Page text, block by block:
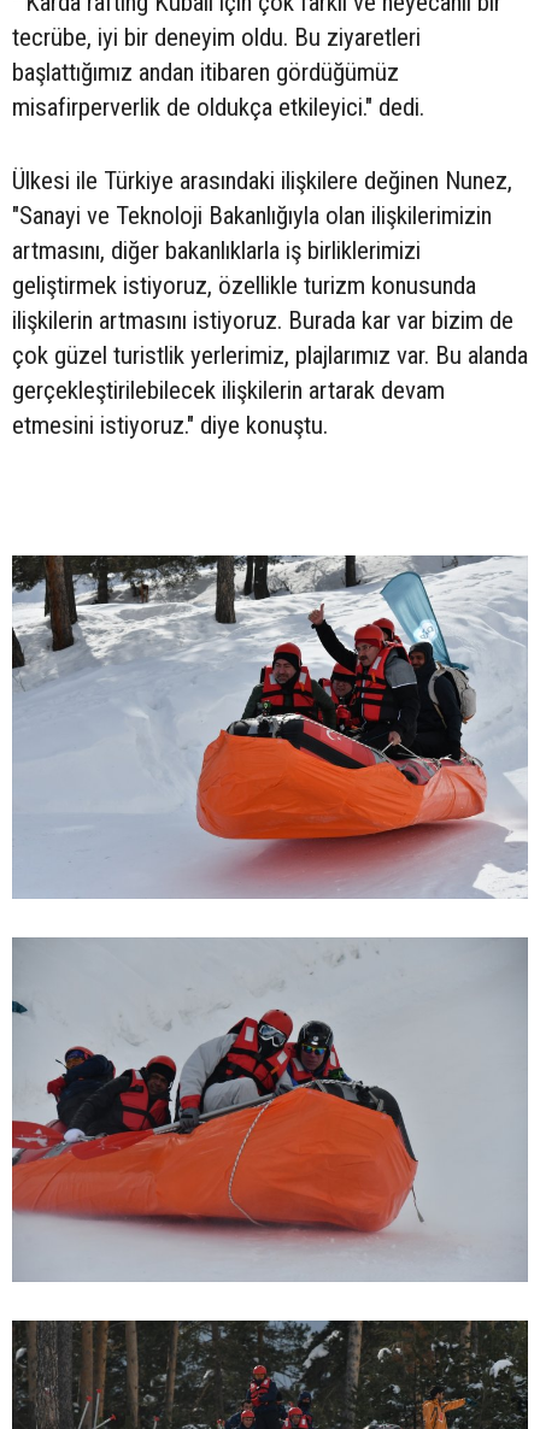
tecrübe, iyi bir deneyim oldu. Bu ziyaretleri
başlattığımız andan itibaren gördüğümüz
misafirperverlik de oldukça etkileyici." dedi.
Ülkesi ile Türkiye arasındaki ilişkilere değinen Nunez,
"Sanayi ve Teknoloji Bakanlığıyla olan ilişkilerimizin
artmasını, diğer bakanlıklarla iş birliklerimizi
geliştirmek istiyoruz, özellikle turizm konusunda
ilişkilerin artmasını istiyoruz. Burada kar var bizim de
çok güzel turistlik yerlerimiz, plajlarımız var. Bu alanda
gerçekleştirilebilecek ilişkilerin artarak devam
etmesini istiyoruz." diye konuştu.